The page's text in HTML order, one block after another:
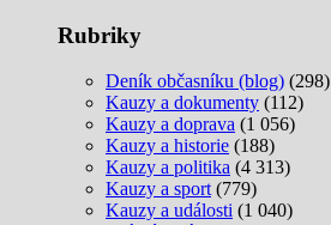
Rubriky
Deník občasníku (blog) (298)
Kauzy a dokumenty (112)
Kauzy a doprava (1 056)
Kauzy a historie (188)
Kauzy a politika (4 313)
Kauzy a sport (779)
Kauzy a události (1 040)